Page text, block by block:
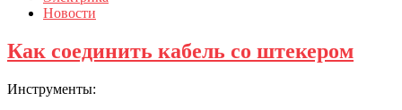
Новости
Как соединить кабель со штекером
Инструменты: